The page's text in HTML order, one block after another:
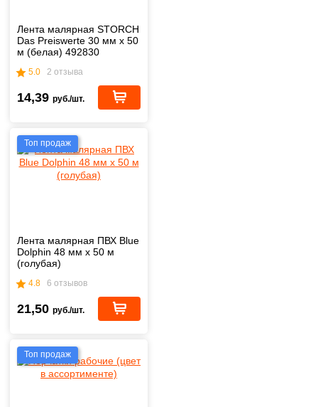
Лента малярная STORCH
Das Preiswerte 30 мм х 50
м (белая) 492830
5.0 2 отзыва
14,39 руб./шт.
Топ продаж
Лента малярная ПВХ Blue
Dolphin 48 мм х 50 м
(голубая)
4.8 6 отзывов
21,50 руб./шт.
Топ продаж